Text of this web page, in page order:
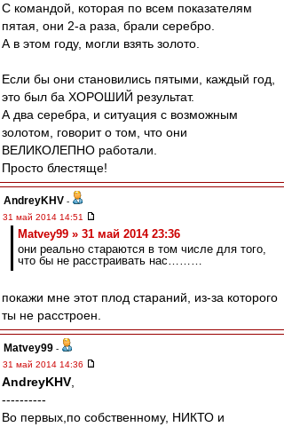
С командой, которая по всем показателям
пятая, они 2-а раза, брали серебро.
А в этом году, могли взять золото.
Если бы они становились пятыми, каждый год,
это был ба ХОРОШИЙ результат.
А два серебра, и ситуация с возможным
золотом, говорит о том, что они
ВЕЛИКОЛЕПНО работали.
Просто блестяще!
AndreyKHV -
31 май 2014 14:51
Matvey99 » 31 май 2014 23:36
они реально стараются в том числе для того,
что бы не расстраивать нас………
покажи мне этот плод стараний, из-за которого
ты не расстроен.
Matvey99 -
31 май 2014 14:36
AndreyKHV
----------
Во первых,по собственному, НИКТО и